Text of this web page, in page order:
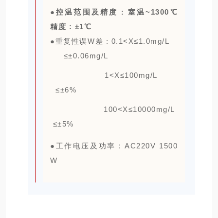
●控温范围及精度 : 室温~1300℃
精度 : ±1℃
●重复性误W差 : 0.1<X≤1.0mg/L
≤±0.06mg/L
1<X≤100mg/L
≤±6%
100<X≤10000mg/L
≤±5%
● 工作电压及功率 : AC220V 1500
W